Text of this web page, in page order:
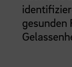
gesunden